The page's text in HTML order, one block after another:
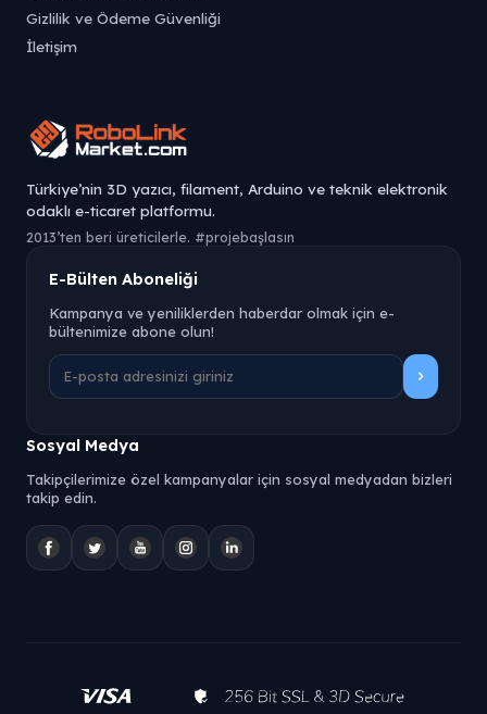
Gizlilik ve Ödeme Güvenliği
İletişim
Türkiye’nin 3D yazıcı, filament, Arduino ve teknik elektronik
odaklı e-ticaret platformu.
2013’ten beri üreticilerle. #projebaşlasın
E-Bülten Aboneliği
Kampanya ve yeniliklerden haberdar olmak için e-
bültenimize abone olun!
Sosyal Medya
Takipçilerimize özel kampanyalar için sosyal medyadan bizleri
takip edin.